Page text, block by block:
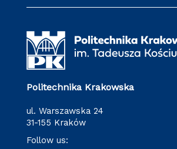
Politechnika Krakowska
ul. Warszawska 24
31-155 Kraków
Follow us: